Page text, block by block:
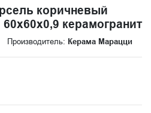
коричневый
керамогранит
Производитель: Керама Марацци